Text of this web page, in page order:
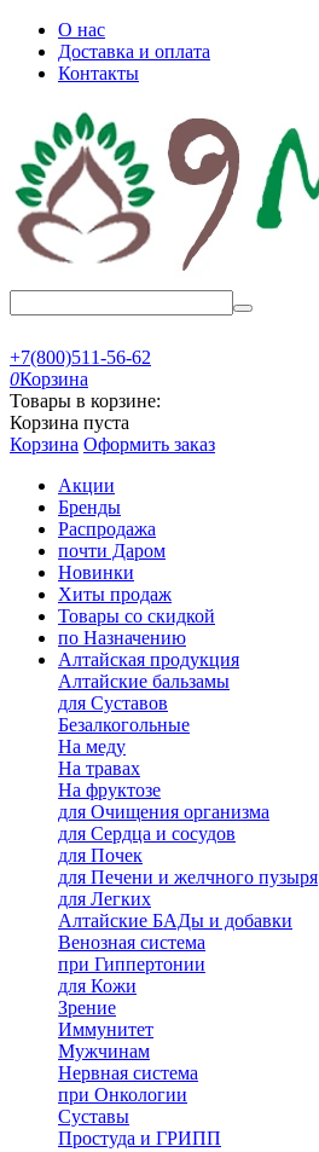
О нас
Доставка и оплата
Контакты
+7(800)511-56-62
0Корзина
Товары в корзине:
Корзина пуста
Корзина Оформить заказ
Акции
Бренды
Распродажа
почти Даром
Новинки
Хиты продаж
Товары со скидкой
по Назначению
Алтайская продукция
Алтайские бальзамы
для Суставов
Безалкогольные
На меду
На травах
На фруктозе
для Очищения организма
для Сердца и сосудов
для Почек
для Печени и желчного пузыря
для Легких
Алтайские БАДы и добавки
Венозная система
при Гиппертонии
для Кожи
Зрение
Иммунитет
Мужчинам
Нервная система
при Онкологии
Суставы
Простуда и ГРИПП